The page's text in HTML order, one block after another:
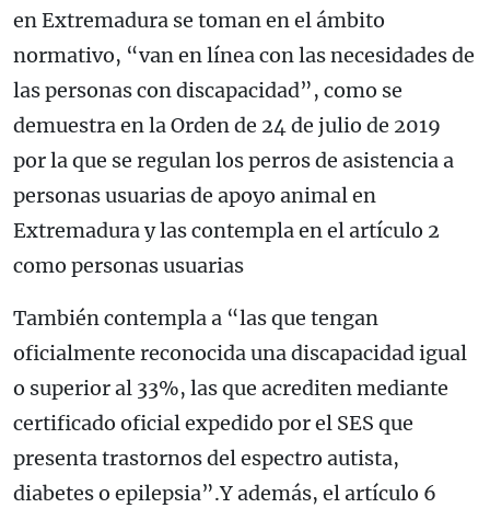
en Extremadura se toman en el ámbito
normativo, “van en línea con las necesidades de
las personas con discapacidad”, como se
demuestra en la Orden de 24 de julio de 2019
por la que se regulan los perros de asistencia a
personas usuarias de apoyo animal en
Extremadura y las contempla en el artículo 2
como personas usuarias
También contempla a “las que tengan
oficialmente reconocida una discapacidad igual
o superior al 33%, las que acrediten mediante
certificado oficial expedido por el SES que
presenta trastornos del espectro autista,
diabetes o epilepsia”.Y además, el artículo 6